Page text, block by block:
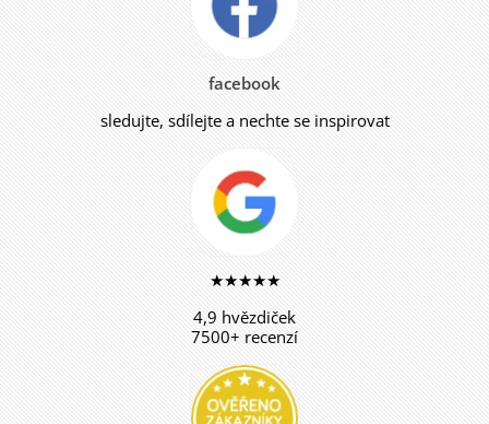
facebook
sledujte, sdílejte a nechte se inspirovat
★★★★★
4,9 hvězdiček
7500+ recenzí